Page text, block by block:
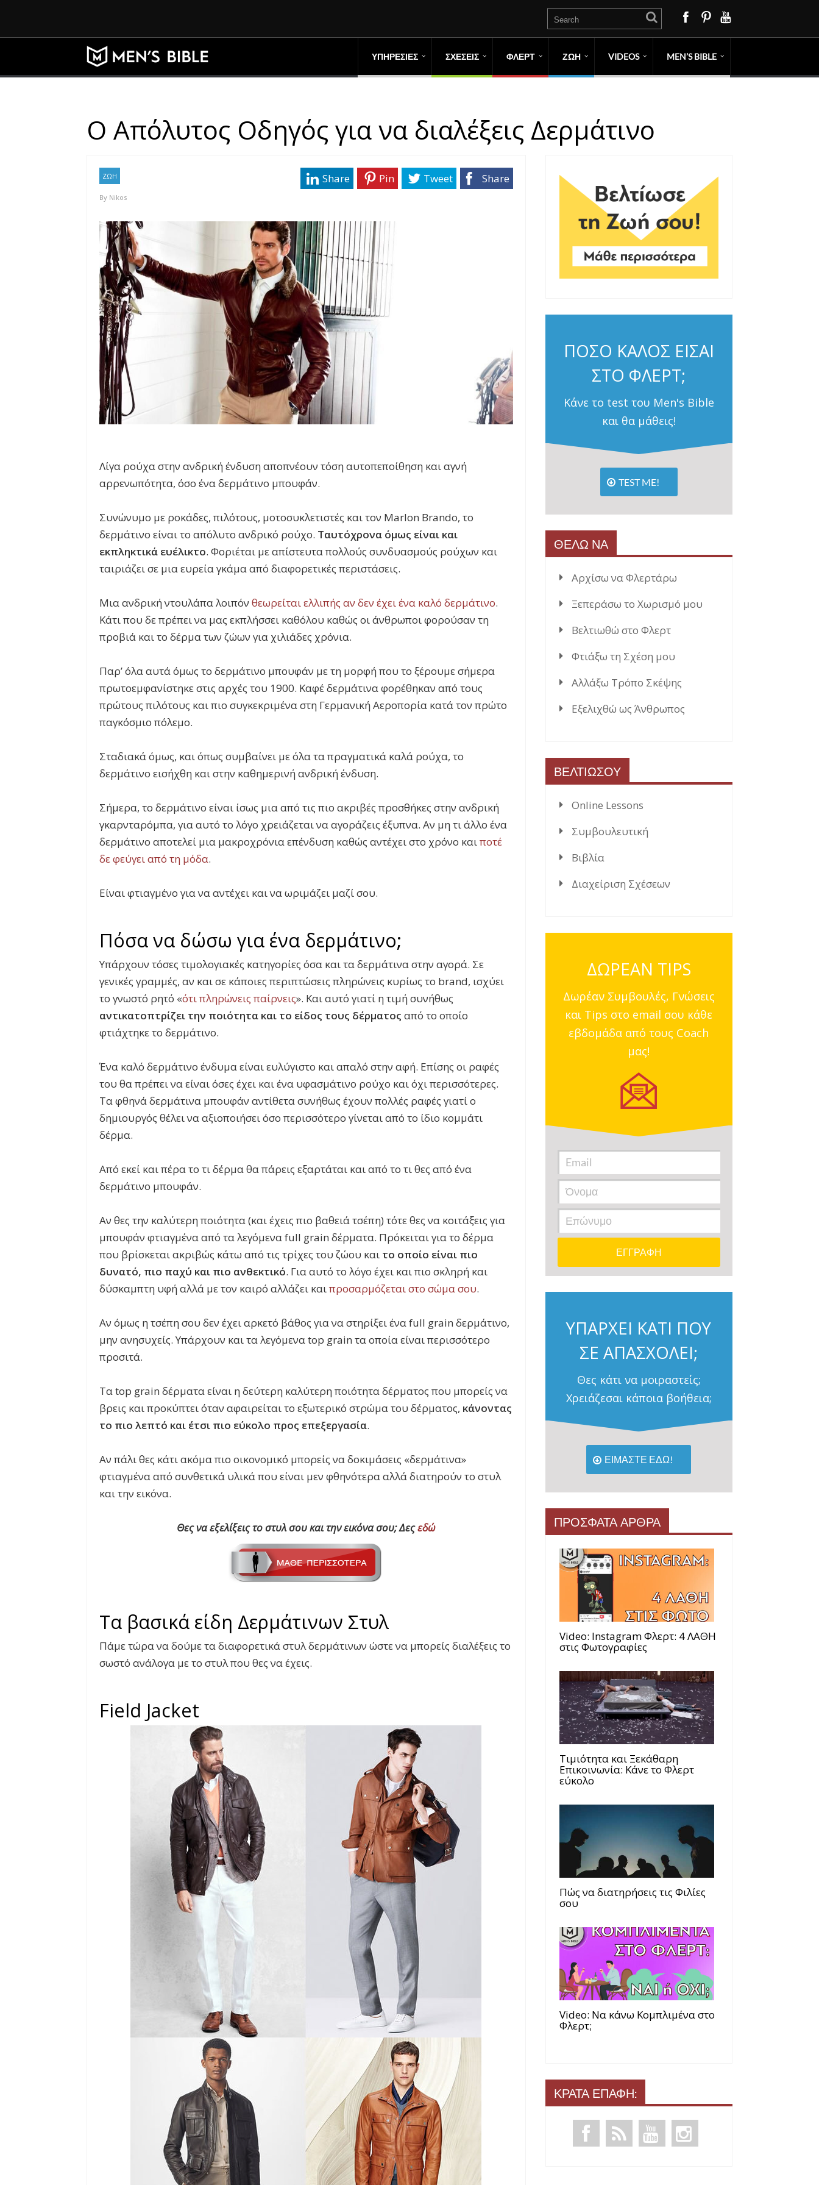
ΥΠΗΡΕΣΙΕΣ ΣΧΕΣΕΙΣ ΦΛΕΡΤ ΖΩΗ VIDEOS MEN’S BIBLE
Ο Απόλυτος Οδηγός για να διαλέξεις Δερμάτινο
ΖΩΗ
By Nikos
Share
Tweet
Pin
Share
Λίγα ρούχα στην ανδρική ένδυση αποπνέουν τόση αυτοπεποίθηση και αγνή
αρρενωπότητα, όσο ένα δερμάτινο μπουφάν.
Συνώνυμο με ροκάδες, πιλότους, μοτοσυκλετιστές και τον Marlon Brando, το
δερμάτινο είναι το απόλυτο ανδρικό ρούχο. Ταυτόχρονα όμως είναι και
εκπληκτικά ευέλικτο. Φοριέται με απίστευτα πολλούς συνδυασμούς ρούχων και
ταιριάζει σε μια ευρεία γκάμα από διαφορετικές περιστάσεις.
Μια ανδρική ντουλάπα λοιπόν θεωρείται ελλιπής αν δεν έχει ένα καλό δερμάτινο.
Κάτι που δε πρέπει να μας εκπλήσσει καθόλου καθώς οι άνθρωποι φορούσαν τη
προβιά και το δέρμα των ζώων για χιλιάδες χρόνια.
Παρ’ όλα αυτά όμως το δερμάτινο μπουφάν με τη μορφή που το ξέρουμε σήμερα
πρωτοεμφανίστηκε στις αρχές του 1900. Καφέ δερμάτινα φορέθηκαν από τους
πρώτους πιλότους και πιο συγκεκριμένα στη Γερμανική Αεροπορία κατά τον πρώτο
παγκόσμιο πόλεμο.
Σταδιακά όμως, και όπως συμβαίνει με όλα τα πραγματικά καλά ρούχα, το
δερμάτινο εισήχθη και στην καθημερινή ανδρική ένδυση.
Σήμερα, το δερμάτινο είναι ίσως μια από τις πιο ακριβές προσθήκες στην ανδρική
γκαρνταρόμπα, για αυτό το λόγο χρειάζεται να αγοράζεις έξυπνα. Αν μη τι άλλο ένα
δερμάτινο αποτελεί μια μακροχρόνια επένδυση καθώς αντέχει στο χρόνο καιποτέ
δε φεύγει από τη μόδα.
Είναι φτιαγμένο για να αντέχει και να ωριμάζει μαζί σου.
Πόσα να δώσω για ένα δερμάτινο;
Υπάρχουν τόσες τιμολογιακές κατηγορίες όσα και τα δερμάτινα στην αγορά. Σε
γενικές γραμμές, αν και σε κάποιες περιπτώσεις πληρώνεις κυρίως το brand, ισχύει
το γνωστό ρητό «ότι πληρώνεις παίρνεις». Και αυτό γιατί η τιμή συνήθως
αντικατοπτρίζει την ποιότητα και το είδος τους δέρματος από το οποίο
φτιάχτηκε το δερμάτινο.
Ένα καλό δερμάτινο ένδυμα είναι ευλύγιστο καιαπαλό στην αφή. Επίσης οι ραφές
του θα πρέπει να είναι όσες έχει και ένα υφασμάτινο ρούχο καιόχιπερισσότερες.
Τα φθηνά δερμάτινα μπουφάν αντίθετα συνήθως έχουν πολλές ραφές γιατί ο
δημιουργός θέλεινα αξιοποιήσει όσο περισσότερο γίνεται από το ίδιο κομμάτι
δέρμα.
Από εκεί και πέρα το τι δέρμα θα πάρεις εξαρτάται και από το τι θες από ένα
δερμάτινο μπουφάν.
Αν θες την καλύτερη ποιότητα (και έχεις πιο βαθειά τσέπη) τότε θες να κοιτάξεις για
μπουφάν φτιαγμένα από τα λεγόμεναfull grain δέρματα. Πρόκειται για το δέρμα
που βρίσκεται ακριβώς κάτω από τις τρίχες του ζώου και το οποίο είναι πιο
δυνατό, πιο παχύ και πιο ανθεκτικό. Για αυτό το λόγο έχει και πιο σκληρή και
δύσκαμπτη υφή αλλά με τον καιρό αλλάζει καιπροσαρμόζεται στο σώμα σου.
Αν όμως η τσέπη σου δεν έχει αρκετό βάθος για να στηρίξει έναfull grain δερμάτινο,
μην ανησυχείς. Υπάρχουν και τα λεγόμεναtop grain τα οποία είναι περισσότερο
προσιτά.
Ταtop grain δέρματαείναι η δεύτερη καλύτερη ποιότητα δέρματος που μπορείς να
βρεις και προκύπτει όταν αφαιρείται το εξωτερικό στρώμα του δέρματος, κάνοντας
το πιο λεπτό και έτσι πιο εύκολο προς επεξεργασία.
Αν πάλι θες κάτι ακόμα πιο οικονομικό μπορείςνα δοκιμάσεις «δερμάτινα»
φτιαγμένα από συνθετικά υλικά που είναι μεν φθηνότερα αλλά διατηρούν το στυλ
και την εικόνα.
Θες να εξελίξεις το στυλ σου και την εικόνα σου; Δεςεδώ
Τα βασικά είδη Δερμάτινων Στυλ
Πάμε τώρα να δούμε τα διαφορετικά στυλ δερμάτινων ώστε να μπορείς διαλέξεις το
σωστό ανάλογα με το στυλ που θες να έχεις.
Field Jacket
ΠΟΣΟ ΚΑΛΟΣ ΕΙΣΑΙ
ΣΤΟ ΦΛΕΡΤ;
Κάνε το test του Men's Bible
και θα μάθεις!
TEST ME!
ΘΕΛΩ ΝΑ
Αρχίσω να Φλερτάρω
Ξεπεράσω το Χωρισμό μου
Βελτιωθώ στο Φλερτ
Φτιάξω τη Σχέση μου
Αλλάξω Τρόπο Σκέψης
Εξελιχθώ ως Άνθρωπος
ΒΕΛΤΙΩΣΟΥ
Online Lessons
Συμβουλευτική
Βιβλία
Διαχείριση Σχέσεων
ΔΩΡΕΑΝ TIPS
Δωρέαν Συμβουλές, Γνώσεις
και Tips στο email σου κάθε
εβδομάδα από τους Coach
μας!
ΥΠΑΡΧΕΙ ΚΑΤΙ ΠΟΥ
ΣΕ ΑΠΑΣΧΟΛΕΙ;
Θες κάτι να μοιραστείς;
Χρειάζεσαι κάποια βοήθεια;
ΕΙΜΑΣΤΕ ΕΔΩ!
ΠΡΟΣΦΑΤΑ ΑΡΘΡΑ
Video: Instagram Φλερτ: 4 ΛΑΘΗ
στις Φωτογραφίες
Τιμιότητα και Ξεκάθαρη
Επικοινωνία: Κάνε το Φλερτ
εύκολο
Πώς να διατηρήσεις τις Φιλίες
σου
Video: Να κάνω Κομπλιμένα στο
Φλερτ;
ΚΡΑΤΑ ΕΠΑΦΗ: